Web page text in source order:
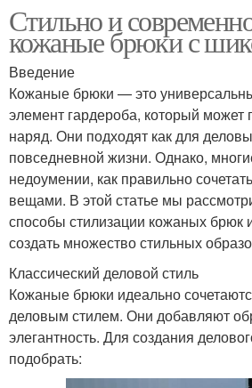
Стильно и
кожаные брюки с
Введение
Кожаные брюки — это
элемент гардероба, который может
наряд. Они подходят как для
повседневной жизни. Однако,
недоумении, как правильно
вещами. В этой статье мы
способы стилизации кожаных брюк
создать множество стильных
Классический деловой стиль
Кожаные брюки идеально
деловым стилем. Они добавляют
элегантность. Для создания
подобрать: